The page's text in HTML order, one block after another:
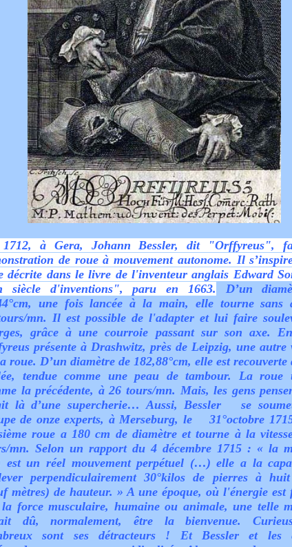
à Gera, Johann Bessler, dit "Orffyreus",
de roue à mouvement autonome. Il
décrite dans le livre de l'inventeur anglais Edward
siècle d'inventions", paru en 1663. D’un
une fois lancée à la main, elle tourne sans
mn. Il est possible de l'adapter et lui faire
, grâce à une courroie passant sur son axe.
présente à Drashwitz, près de Leipzig, une autre
roue. D’un diamètre de 182,88°cm, elle est recouverte
tendue comme une peau de tambour. La roue
la précédente, à 26 tours/mn. Mais, les gens
là d’une supercherie… Aussi, Bessler se
de onze experts, à Merseburg, le 31°octobre
roue a 180 cm de diamètre et tourne à la
mn. Selon un rapport du 4 décembre 1715 : « la
un réel mouvement perpétuel (…) elle a la
perpendiculairement 30°kilos de pierres à
mètres) de hauteur. » A une époque, où l'énergie est
force musculaire, humaine ou animale, une telle
dû, normalement, être la bienvenue.
sont ses détracteurs ! Et Bessler et les